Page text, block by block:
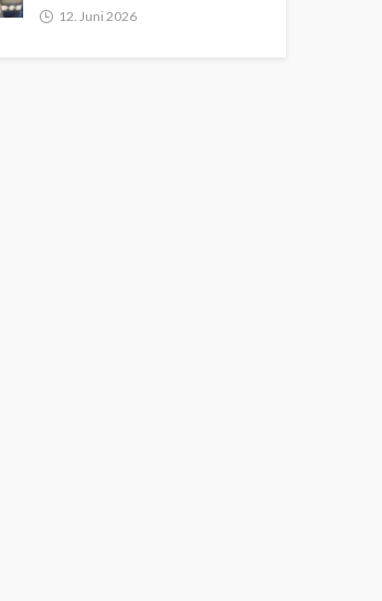
12. Juni 2026